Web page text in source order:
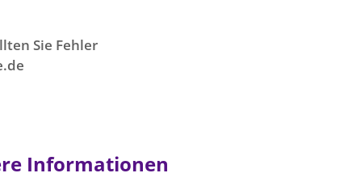
Sie Fehler
Informationen